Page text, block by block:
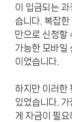
이 입금되는
습니다. 복잡
만으로 신청할
가능한 모바일
이었습니다.
하지만 이러한
있었습니다.
게 자금이 필요